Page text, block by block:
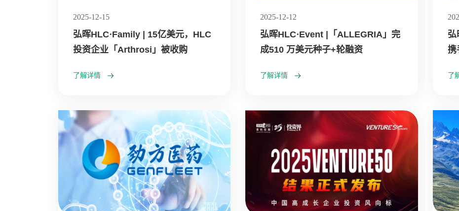
2025-12-15
弘晖HLC⋅Family | 15亿美元，HLC
投资企业「Arthrosi」被收购
了解详情
2025-12-12
弘晖HLC⋅Event |「ALLEGRIA」完
成510 万美元种子+轮融资
了解详情
弘
携
了